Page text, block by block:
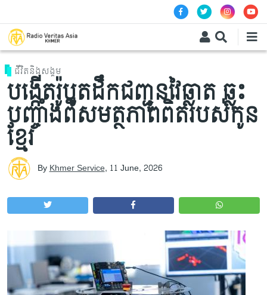
ជីវិតនិងសង្គម
បង្កើតរ៉ូបូតដឹកជញ្ជូនវៃឆ្លាត ឆ្លុះ
បញ្ចាំងពីសមត្ថភាពពិតរបស់កូន
ខ្មែរ
ByKhmer Service, 11 June, 2026